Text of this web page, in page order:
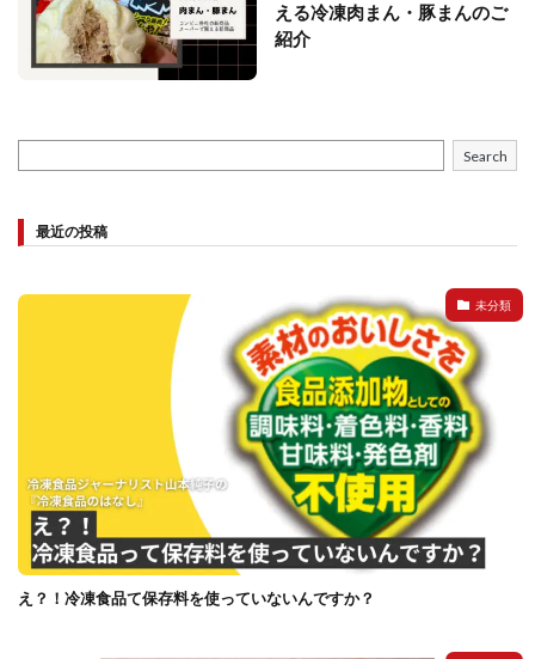
える冷凍肉まん・豚まんのご
紹介
Search
最近の投稿
未分類
え？！冷凍食品て保存料を使っていないんですか？